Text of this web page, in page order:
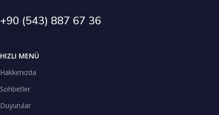
+90 (543) 887 67 36
HIZLI MENÜ
Hakkımızda
Sohbetler
Duyurular